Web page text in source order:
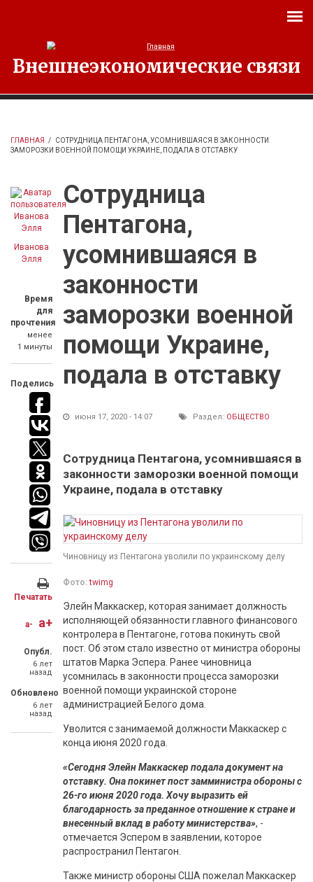
Внешнеэкономические связи
ГЛАВНАЯ /
СОТРУДНИЦА ПЕНТАГОНА, УСОМНИВШАЯСЯ В ЗАКОННОСТИ
ЗАМОРОЗКИ ВОЕННОЙ ПОМОЩИ УКРАИНЕ, ПОДАЛА В ОТСТАВКУ
Иванова
Элля
Время
для
прочтения
менее
1 минуты
Поделись
Печатать
a- a+
Опубл.
6 лет
назад
Обновлено
6 лет
назад
Сотрудница
Пентагона,
усомнившаяся в
законности
заморозки военной
помощи Украине,
подала в отставку
июня 17, 2020 - 14:07 Раздел: ОБЩЕСТВО
Сотрудница Пентагона, усомнившаяся в
законности заморозки военной помощи
Украине, подала в отставку
Чиновницу из Пентагона уволили по украинскому делу
Фото:twimg
Элейн Маккаскер, которая занимает должность
исполняющей обязанности главного финансового
контролера в Пентагоне, готова покинуть свой
пост. Об этом стало известно от министра обороны
штатов Марка Эспера. Ранее чиновница
усомнилась в законности процесса заморозки
военной помощи украинской стороне
администрацией Белого дома.
Уволится с занимаемой должности Маккаскер с
конца июня 2020 года.
«Сегодня Элейн Маккаскер подала документ на
отставку. Она покинет пост замминистра обороны с
26-го июня 2020 года. Хочу выразить ей
благодарность за преданное отношение к стране и
внесенный вклад в работу министерства», -
отмечается Эспером в заявлении, которое
распространил Пентагон.
Также министр обороны США пожелал Маккаскер